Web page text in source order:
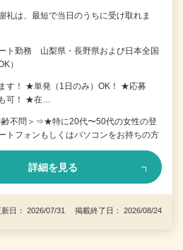
は、最短で当日のうちに受け取れま
ト勤務 山梨県・長野県および日本全国
）
す！ ★単発（1日のみ）OK！ ★応募
可！ ★在…
齢不問＞⇒★特に20代〜50代の女性の登
フォンもしくはパソコンをお持ちの方
詳細を見る
新日： 2026/07/31 掲載終了日： 2026/08/24